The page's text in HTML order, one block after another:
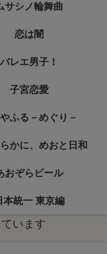
サシノ輪舞曲
恋は闇
バレエ男子！
子宮恋愛
ふる－めぐり－
かに、めおと日和
おぞらビール
本統一 東京編
います